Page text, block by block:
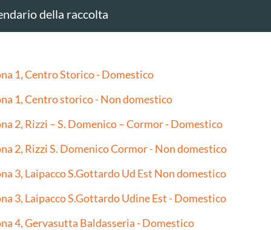
della raccolta
1, Centro Storico - Domestico
1, Centro storico - Non domestico
2, Rizzi – S. Domenico – Cormor - Domestico
2, Rizzi S. Domenico Cormor - Non domestico
3, Laipacco S.Gottardo Ud Est Non domestico
3, Laipacco S.Gottardo Udine Est - Domestico
4, Gervasutta Baldasseria - Domestico